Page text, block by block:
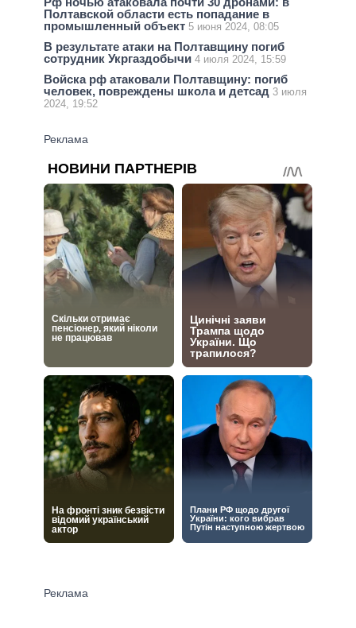
Полтавской области есть попадание в
промышленный объект 5 июня 2024, 08:05
В результате атаки на Полтавщину погиб
сотрудник Укргаздобычи 4 июля 2024, 15:59
Войска рф атаковали Полтавщину: погиб
человек, повреждены школа и детсад 3 июля
2024, 19:52